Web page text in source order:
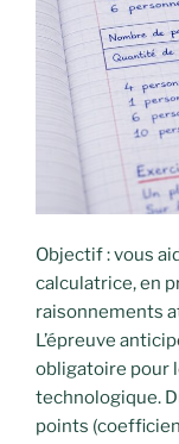
Objectif : vous
calculatrice, en
raisonnements
L’épreuve
obligatoire pour
technologique.
points